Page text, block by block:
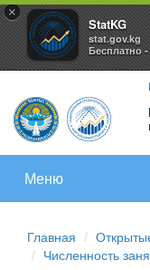
×
StatKG
stat.gov.kg
Бесплатно
Меню
Главная
Численность